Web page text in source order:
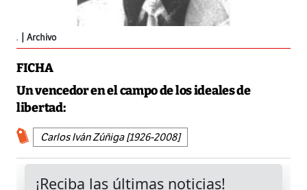
. Archivo
FICHA
Un vencedor en el campo de los ideales de
libertad:
Carlos Iván Zúñiga [1926-2008]